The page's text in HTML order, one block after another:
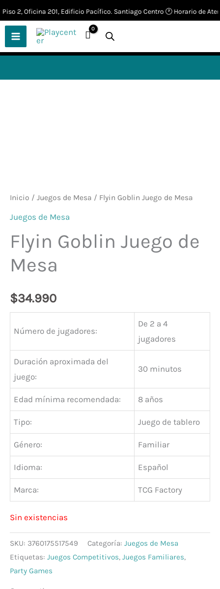
2, Oficina 201, Edificio Pacífico. Santiago Centro 🕐 Horario de
Ir
al
contenido
Inicio / Juegos de Mesa / Flyin Goblin Juego de Mesa
Juegos de Mesa
Flyin Goblin Juego de
Mesa
$34.990
Número de jugadores:
De 2 a 4
jugadores
Duración aproximada del
juego:
30 minutos
Edad mínima recomendada: 8 años
Tipo: Juego de tablero
Género: Familiar
Idioma: Español
Marca: TCG Factory
Sin existencias
SKU: 3760175517549 Categoría: Juegos de Mesa
Etiquetas: Juegos Competitivos, Juegos Familiares,
Party Games
🎲¡Descubre nuestras increíbles
ofertas!🎲
📢 ¡OFERTAS! 🔥